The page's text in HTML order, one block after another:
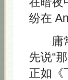
纷在
庸常
先说“
正如《